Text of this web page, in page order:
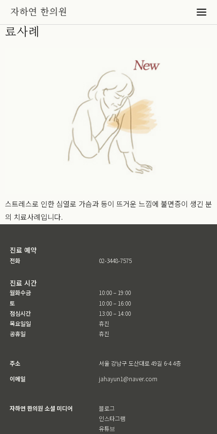
가슴과 등이 뜨거워 자다 깨는 불면증 치
료사례
스트레스로 인한 심열로 가슴과 등이 뜨거운 느낌에 불면증이 생긴 분
의 치료사례입니다.
진료 예약
전화 02-3448-7575
진료 시간
월화수금
토
점심시간
목요일일
공휴일
10:00 – 19:00
10:00 – 16:00
13:00 – 14:00
휴진
휴진
주소
서울 강남구 도산대로 49길 6-4 4층
이메일
jahayun1@naver.com
자하연 한의원 소셜 미디어
블로그
인스타그램
유튜브